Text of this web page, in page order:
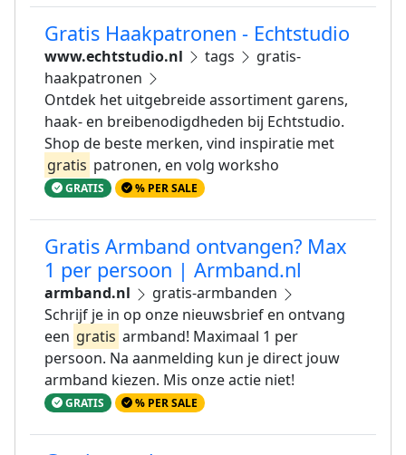
Gratis Haakpatronen - Echtstudio
www.echtstudio.nl tags
gratis-
haakpatronen
Ontdek het uitgebreide assortiment garens,
haak- en breibenodigdheden bij Echtstudio.
Shop de beste merken, vind inspiratie met
gratis patronen, en volg worksho
GRATIS % PER SALE
Gratis Armband ontvangen? Max
1 per persoon | Armband.nl
armband.nl
gratis-armbanden
Schrijf je in op onze nieuwsbrief en ontvang
een gratis armband! Maximaal 1 per
persoon. Na aanmelding kun je direct jouw
armband kiezen. Mis onze actie niet!
GRATIS % PER SALE